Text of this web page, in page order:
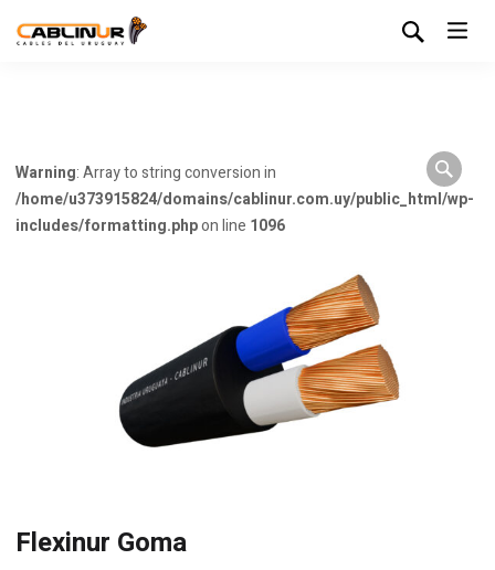
Warning: Array to string conversion in
/home/u373915824/domains/cablinur.com.uy/public_html/wp-
includes/formatting.phpon line 1096
Flexinur Goma